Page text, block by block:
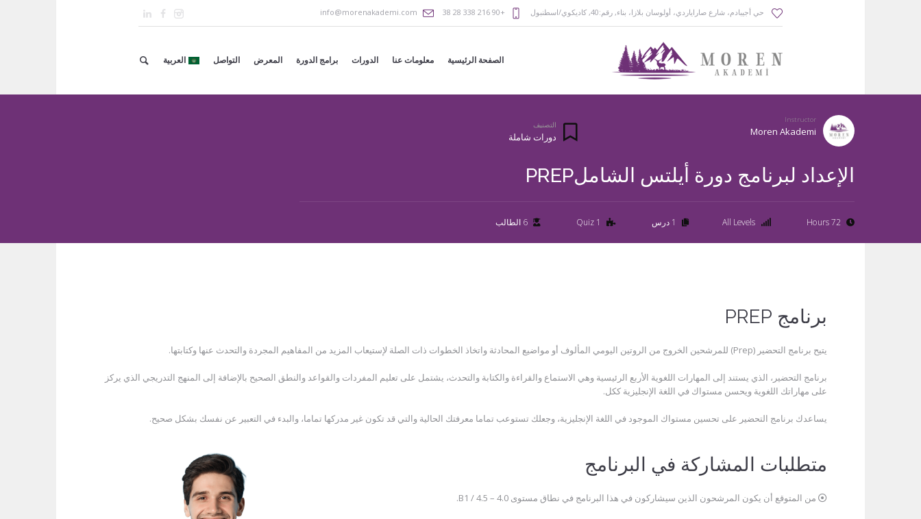
حي أجيبادم، شارع صاراياردي، أولوسان بلازا، بناء, رقم:40 , كاديكوي/اسطنبول +90 216 338 28 38
info@morenakademi.com
الصفحة الرئيسية معلومات عنا الدورات برامج الدورة المعرض التواصل العربية
Instructor
Moren Akademi
التصنيف
دورات شاملة
الإعداد لبرنامج دورة أيلتس الشاملPREP
72 Hours
All Levels 1 درس 1 Quiz 6 الطالب
برنامج PREP
يتيح برنامج التحضير (Prep) للمرشحين الخروج من الروتين اليومي المألوف أو مواضيع المحادثة واتخاذ الخطوات ذات الصلة لإستيعاب المزيد من المفاهيم المجردة والتحدث عنها وكتابتها.
برنامج التحضير، الذي يستند إلى المهارات اللغوية الأربع الرئيسية وهي الاستماع والقراءة والكتابة والتحدث، يشتمل على تعليم المفردات والقواعد والنطق الصحيح بالإضافة إلى المنهج التدريجي الذي يركز
على مهاراتك اللغوية ويحسن مستواك في اللغة الإنجليزية ككل.
يساعدك برنامج التحضير على تحسين مستواك الموجود في اللغة الإنجليزية، وجعلك تستوعب تماما معرفتك الحالية والتي قد تكون غير مدركها تماما، والبدء في التعبير عن نفسك بشكل صحيح.
متطلبات المشاركة في البرنامج
من المتوقع أن يكون المرشحون الذين سيشاركون في هذا البرنامج في نطاق مستوى 4.0 – 4.5 / B1.